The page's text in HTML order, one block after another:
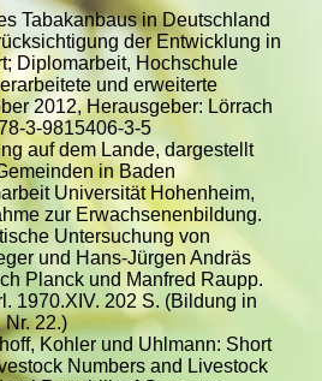
Tabakanbaus in Deutschland
der Entwicklung in
Diplomarbeit, Hochschule
und erweiterte
2012, Herausgeber: Lörrach
3-9815406-3-5
auf dem Lande, dargestellt
in Baden
Universität Hohenheim,
zur Erwachsenenbildung.
Untersuchung von
und Hans-Jürgen Andräs
Planck und Manfred Raupp.
1970.XIV. 202 S. (Bildung in
Nr. 22.)
Kohler und Uhlmann: Short
Numbers and Livestock